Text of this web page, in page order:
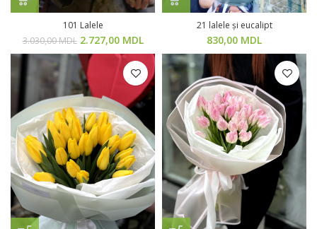
101 Lalele
3.030,00MDL 2.727,00 MDL
21 lalele și eucalipt
830,00 MDL